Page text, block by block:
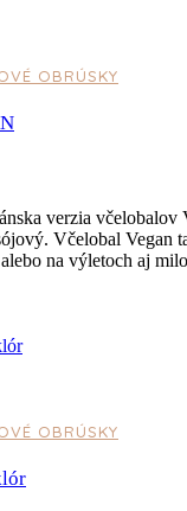
OBRÚSKY
verzia včelobalov
Včelobal Vegan
na výletoch aj
OBRÚSKY